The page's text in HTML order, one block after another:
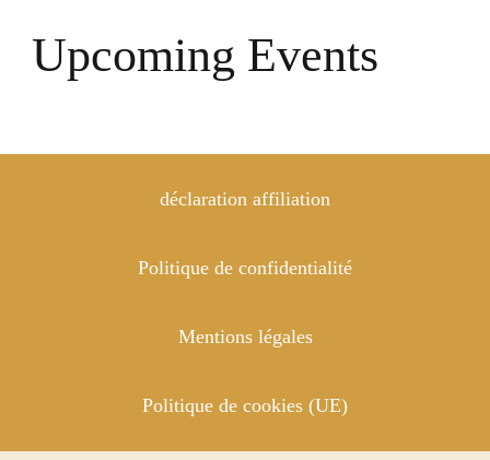
Upcoming Events
déclaration affiliation
Politique de confidentialité
Mentions légales
Politique de cookies (UE)